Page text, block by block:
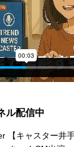
ル配信中
【キャスター井